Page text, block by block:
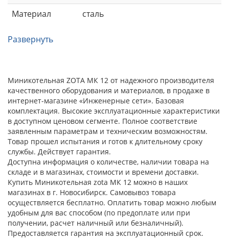
Материал сталь
Развернуть
Миникотельная ZOTA МК 12 от надежного производителя
качественного оборудования и материалов, в продаже в
интернет-магазине «Инженерные сети». Базовая
комплектация. Высокие эксплуатационные характеристики
в доступном ценовом сегменте. Полное соответствие
заявленным параметрам и техническим возможностям.
Товар прошел испытания и готов к длительному сроку
службы. Действует гарантия.
Доступна информация о количестве, наличии товара на
складе и в магазинах, стоимости и времени доставки.
Купить Миникотельная zota МК 12 можно в наших
магазинах в г. Новосибирск. Самовывоз товара
осуществляется бесплатно. Оплатить товар можно любым
удобным для вас способом (по предоплате или при
получении, расчет наличный или безналичный).
Предоставляется гарантия на эксплуатационный срок.